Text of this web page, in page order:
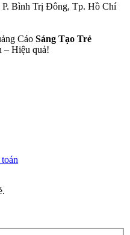
Bình Trị Đông, Tp. Hồ Chí
Cáo Sáng Tạo Trẻ
– Hiệu quả!